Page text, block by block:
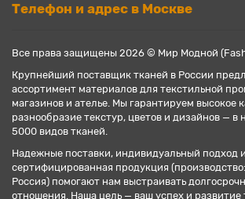
Телефон и адрес в Москве
Все права защищены 2026 © Мир Модной
Крупнейший поставщик тканей в России
ассортимент материалов для текстильной
магазинов и ателье. Мы гарантируем высокое
разнообразие текстур, цветов и дизайнов — в
5000 видов тканей.
Надежные поставки, индивидуальный подход и
сертифицированная продукция
Россия) помогают нам выстраивать
отношения. Наша цель — ваш успех и развитие